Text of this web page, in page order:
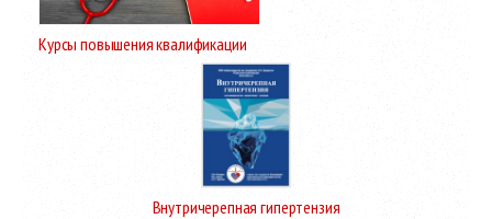
Курсы повышения квалификации
Внутричерепная гипертензия